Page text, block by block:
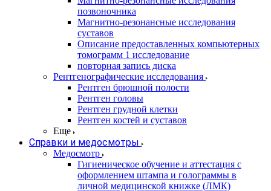
позвоночника
Магнитно-резонансные исследования
суставов
Описание предоставленных компьютерных
томограмм 1 исследование
повторная запись диска
Рентгенографические исследования
Рентген брюшной полости
Рентген головы
Рентген грудной клетки
Рентген костей и суставов
Еще
Справки и медосмотры
Медосмотр
Гигиеническое обучение и аттестация с
оформлением штампа и голограммы в
личной медицинской книжке (ЛМК)